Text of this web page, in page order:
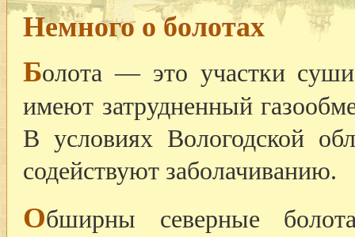
Немного о болотах
Болота — это участки
имеют затрудненный
В условиях Вологодской
содействуют заболачиванию.
Обширны северные